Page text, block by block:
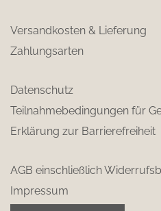
Versandkosten & Lieferung
Zahlungsarten
Datenschutz
Teilnahmebedingungen für
Erklärung zur Barrierefreiheit
AGB einschließlich
Impressum